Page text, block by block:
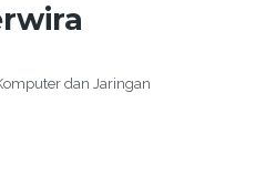
dan Jaringan